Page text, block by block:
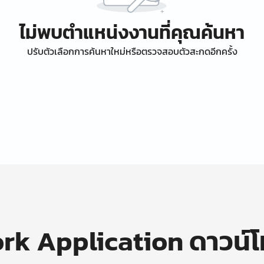
ไม่พบตำแหน่งงานที่คุณค้นหา
ปรับตัวเลือกการค้นหาใหม่หรือตรวจสอบตัวสะกดอีกครั้ง
Application ดาวน์